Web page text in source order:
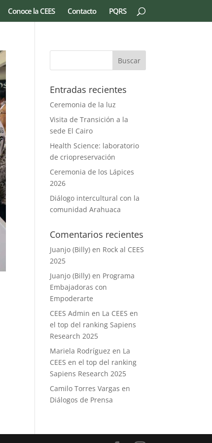
Conoce la CEES Contacto PQRS
Entradas recientes
Ceremonia de la luz
Visita de Transición a la
sede El Cairo
Health Science: laboratorio
de criopreservación
Ceremonia de los Lápices
2026
Diálogo intercultural con la
comunidad Arahuaca
Comentarios recientes
Juanjo (Billy) en Rock al CEES
2025
Juanjo (Billy) en Programa
Embajadoras con
Empoderarte
CEES Admin en La CEES en
el top del ranking Sapiens
Research 2025
Mariela Rodríguez en La
CEES en el top del ranking
Sapiens Research 2025
Camilo Torres Vargas en
Diálogos de Prensa